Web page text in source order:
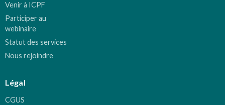
Venir à ICPF
Participer au
webinaire
Statut des services
Nous rejoindre
Légal
CGUS